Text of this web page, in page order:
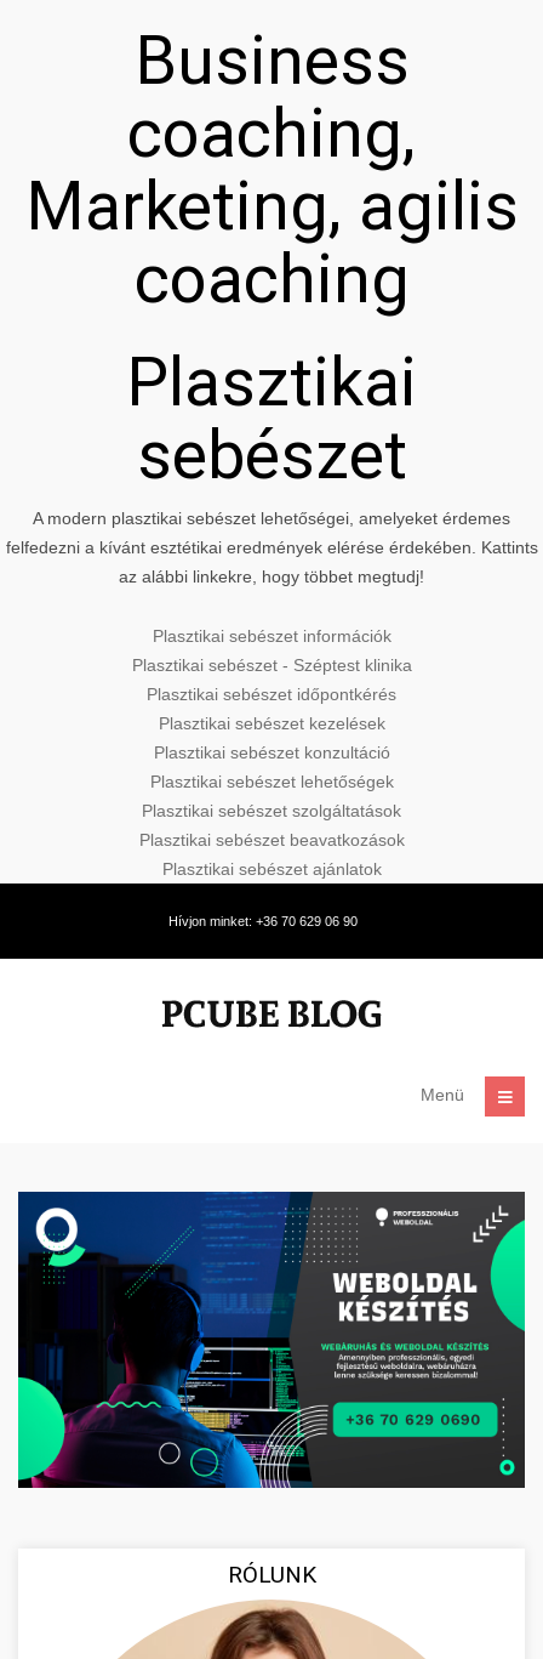
Business
coaching,
Marketing, agilis
coaching
Plasztikai
sebészet
A modern plasztikai sebészet lehetőségei, amelyeket érdemes
felfedezni a kívánt esztétikai eredmények elérése érdekében. Kattints
az alábbi linkekre, hogy többet megtudj!
Plasztikai sebészet információk
Plasztikai sebészet - Széptest klinika
Plasztikai sebészet időpontkérés
Plasztikai sebészet kezelések
Plasztikai sebészet konzultáció
Plasztikai sebészet lehetőségek
Plasztikai sebészet szolgáltatások
Plasztikai sebészet beavatkozások
Plasztikai sebészet ajánlatok
Hívjon minket: +36 70 629 06 90
Menü
RÓLUNK